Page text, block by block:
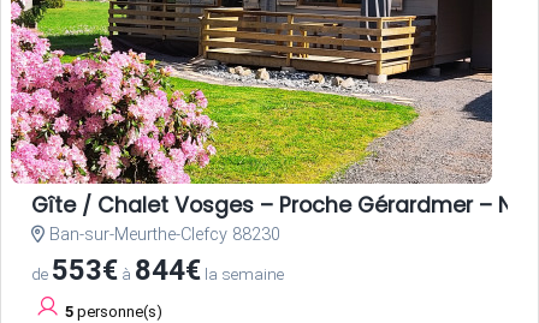
Gîte / Chalet Vosges – Proche Gérardmer –
Ban-sur-Meurthe-Clefcy 88230
de 553€ à 844€ la semaine
5 personne(s)